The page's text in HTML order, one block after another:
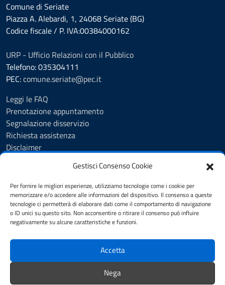
Gestisci Consenso Cookie
Per fornire le migliori esperienze, utilizziamo tecnologie come i cookie per
memorizzare e/o accedere alle informazioni del dispositivo. Il consenso a queste
tecnologie ci permetterà di elaborare dati come il comportamento di navigazione
o ID unici su questo sito. Non acconsentire o ritirare il consenso può influire
negativamente su alcune caratteristiche e funzioni.
Accetta
Nega
Comune di Seriate
Piazza A. Alebardi, 1, 24068 Seriate (BG)
Codice fiscale / P. IVA:00384000162
URP - Ufficio Relazioni con il Pubblico
Telefono: 035304111
PEC:comune.seriate@pec.it
Leggi le FAQ
Prenotazione appuntamento
Segnalazione disservizio
Richiesta assistenza
Disclaimer
Cookie Policy
Informativa privacy
Dichiarazione di accessibilità
Note legali
SEGUICI SU
YouTube Facebook